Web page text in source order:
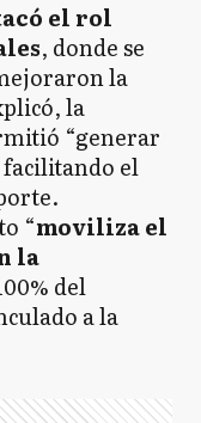
el rol
, donde se
la
la
“generar
facilitando el
“moviliza el
la
del
a la